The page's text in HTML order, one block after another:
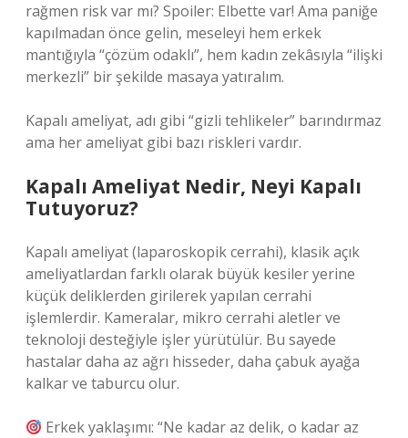
rağmen risk var mı? Spoiler: Elbette var! Ama paniğe
kapılmadan önce gelin, meseleyi hem erkek
mantığıyla “çözüm odaklı”, hem kadın zekâsıyla “ilişki
merkezli” bir şekilde masaya yatıralım.
Kapalı ameliyat, adı gibi “gizli tehlikeler” barındırmaz
ama her ameliyat gibi bazı riskleri vardır.
Kapalı Ameliyat Nedir, Neyi Kapalı
Tutuyoruz?
Kapalı ameliyat (laparoskopik cerrahi), klasik açık
ameliyatlardan farklı olarak büyük kesiler yerine
küçük deliklerden girilerek yapılan cerrahi
işlemlerdir. Kameralar, mikro cerrahi aletler ve
teknoloji desteğiyle işler yürütülür. Bu sayede
hastalar daha az ağrı hisseder, daha çabuk ayağa
kalkar ve taburcu olur.
Erkek yaklaşımı: “Ne kadar az delik, o kadar az